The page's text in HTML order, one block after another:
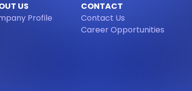
US
Profile
CONTACT
Contact Us
Career Opportunities